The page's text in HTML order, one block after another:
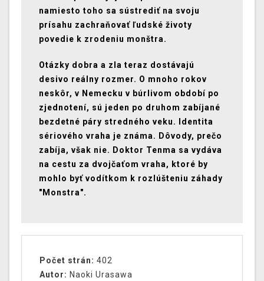
namiesto toho sa sústrediť na svoju
prísahu zachraňovať ľudské životy
povedie k zrodeniu monštra.
Otázky dobra a zla teraz dostávajú
desivo reálny rozmer. O mnoho rokov
neskôr, v Nemecku v búrlivom období po
zjednotení, sú jeden po druhom zabíjané
bezdetné páry stredného veku. Identita
sériového vraha je známa. Dôvody, prečo
zabíja, však nie. Doktor Tenma sa vydáva
na cestu za dvojčaťom vraha, ktoré by
mohlo byť vodítkom k rozlúšteniu záhady
"Monstra".
Počet strán: 402
Autor: Naoki Urasawa